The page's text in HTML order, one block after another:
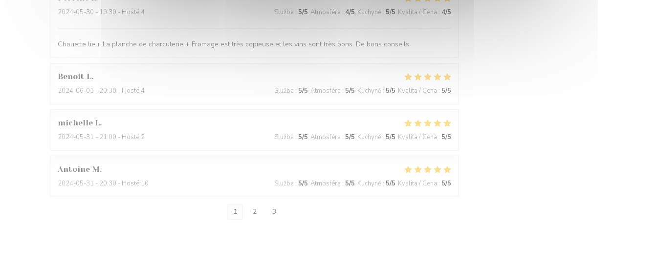
2024-05-30 - 19:30 - Hosté 4 Služba : 5/5 Atmosféra : 4/5 Kuchyně : 5/5 Kvalita / Cena : 4/5
Chouette lieu. La planche de charcuterie + Fromage est très copieuse et les vins sont très bons. De bons conseils
Benoit L
2024-06-01 - 20:30 - Hosté 4 Služba : 5/5 Atmosféra : 5/5 Kuchyně : 5/5 Kvalita / Cena : 5/5
michelle L
2024-05-31 - 21:00 - Hosté 2 Služba : 5/5 Atmosféra : 5/5 Kuchyně : 5/5 Kvalita / Cena : 5/5
Antoine M
2024-05-31 - 20:30 - Hosté 10 Služba : 5/5 Atmosféra : 5/5 Kuchyně : 5/5 Kvalita / Cena : 5/5
1 2 3